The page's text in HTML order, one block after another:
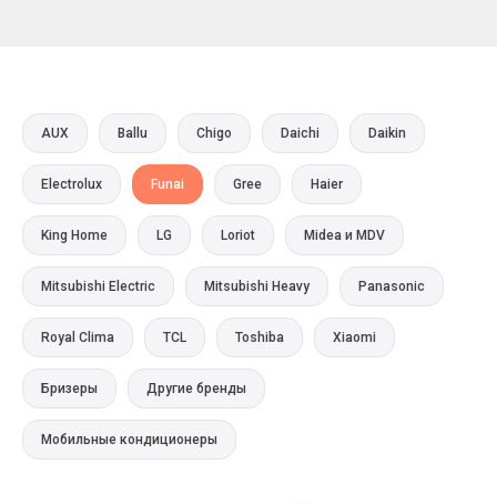
AUX Ballu Chigo Daichi Daikin
Electrolux Funai Gree Haier
King Home LG Loriot Midea и MDV
Mitsubishi Electric Mitsubishi Heavy Panasonic
Royal Clima TCL Toshiba Xiaomi
Бризеры Другие бренды
Мобильные кондиционеры